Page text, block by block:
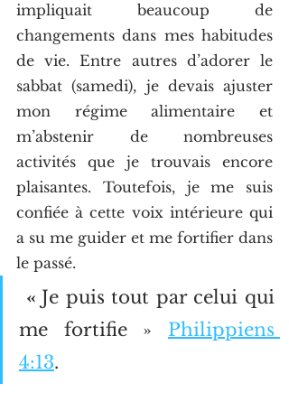
impliquait beaucoup de
changements dans mes habitudes
de vie. Entre autres d’adorer le
sabbat (samedi), je devais ajuster
mon régime alimentaire et
m’abstenir de nombreuses
activités que je trouvais encore
plaisantes. Toutefois, je me suis
confiée à cette voix intérieure qui
a su me guider et me fortifier dans
le passé.
« Je puis tout par celui qui
me fortifie » Philippiens
4:13.